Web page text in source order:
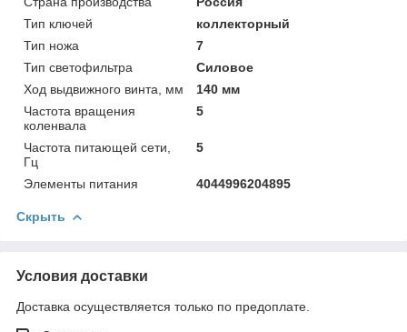
Тип ключей
коллекторный
Тип ножа
7
Тип светофильтра
Силовое
Ход выдвижного винта, мм
140 мм
Частота вращения
коленвала
5
Частота питающей сети,
Гц
5
Элементы питания 4044996204895
Скрыть
Условия доставки
Доставка осуществляется только по предоплате.